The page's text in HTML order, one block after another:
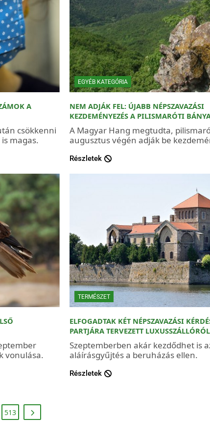
A
csökkenni
magas.
EGYÉB KATEGÓRIA
NEM ADJÁK FEL: ÚJABB NÉPSZAVAZÁSI
KEZDEMÉNYEZÉS A PILISMARÓTI
A Magyar Hang megtudta,
augusztus végén adják be
Részletek
vonulása.
TERMÉSZET
ELFOGADTAK KÉT NÉPSZAVAZÁSI
PARTJÁRA TERVEZETT LUXUSSZÁLLÓRÓL
Szeptemberben akár kezdődhet is
aláírásgyűjtés a beruházás ellen.
Részletek
513